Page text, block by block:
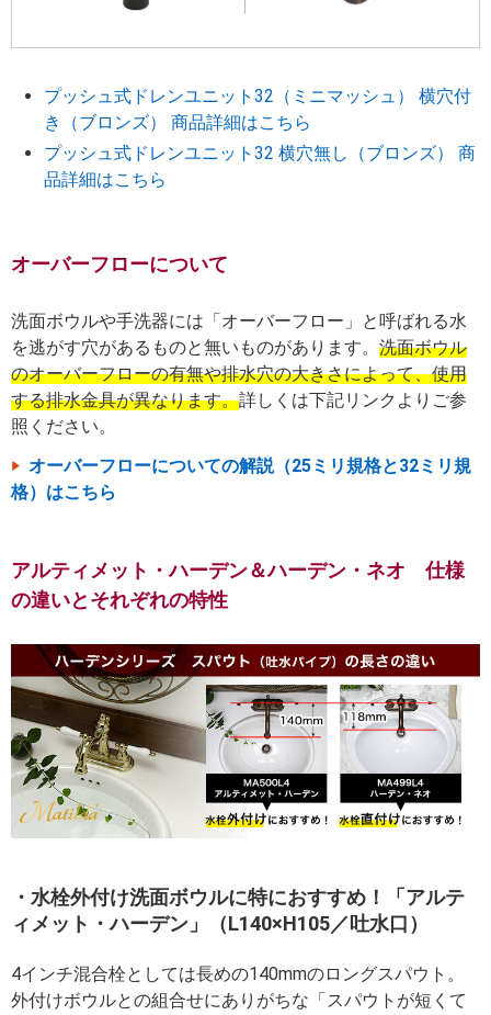
プッシュ式ドレンユニット32（ミニマッシュ） 横穴付
き（ブロンズ） 商品詳細はこちら
プッシュ式ドレンユニット32 横穴無し（ブロンズ） 商
品詳細はこちら
オーバーフローについて
洗面ボウルや手洗器には「オーバーフロー」と呼ばれる水
を逃がす穴があるものと無いものがあります。 洗面ボウル
のオーバーフローの有無や排水穴の大きさによって、使用
する排水金具が異なります。詳しくは下記リンクよりご参
照ください。
オーバーフローについての解説（25ミリ規格と32ミリ規
格）はこちら
アルティメット・ハーデン＆ハーデン・ネオ 仕様
の違いとそれぞれの特性
・水栓外付け洗面ボウルに特におすすめ！「アルテ
ィメット・ハーデン」（L140×H105／吐水口）
4インチ混合栓としては長めの140mmのロングスパウト。
外付けボウルとの組合せにありがちな「スパウトが短くて